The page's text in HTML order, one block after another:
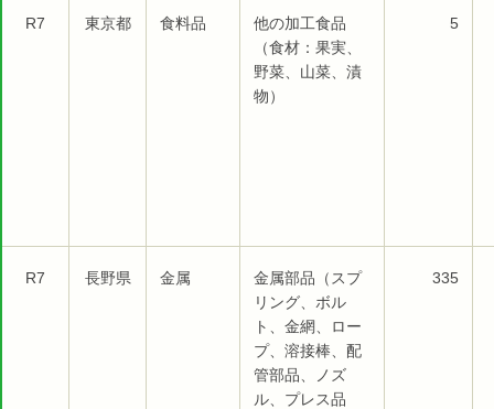
R7 東京都 食料品
他の加工食品
（食材：果実、
野菜、山菜、漬
物）
5
R7 長野県 金属
金属部品（スプ
リング、ボル
ト、金網、ロー
プ、溶接棒、配
管部品、ノズ
ル、プレス品
335